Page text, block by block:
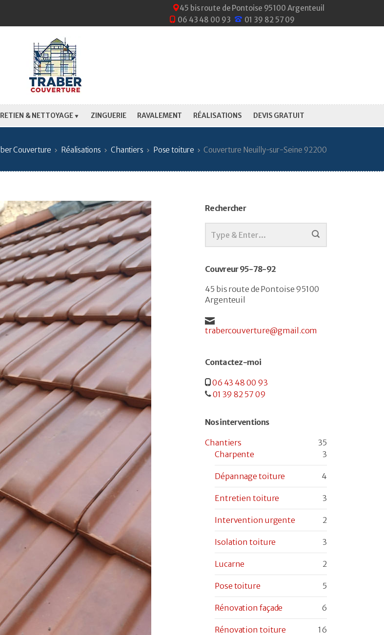
45 bis route de Pontoise 95100 Argenteuil
06 43 48 00 93
01 39 82 57 09
& NETTOYAGE ZINGUERIE RAVALEMENT RÉALISATIONS DEVIS GRATUIT
Couverture Réalisations Chantiers Pose toiture Couverture Neuilly-sur-Seine 92200
Rechercher
Couvreur 95-78-92
45 bis route de Pontoise 95100
Argenteuil
trabercouverture@gmail.com
Contactez-moi
06 43 48 00 93
01 39 82 57 09
Nos interventions
Chantiers
35
Charpente
3
Dépannage toiture 4
Entretien toiture 3
Intervention urgente 2
Isolation toiture 3
Lucarne 2
Pose toiture 5
Rénovation façade 6
Rénovation toiture 16